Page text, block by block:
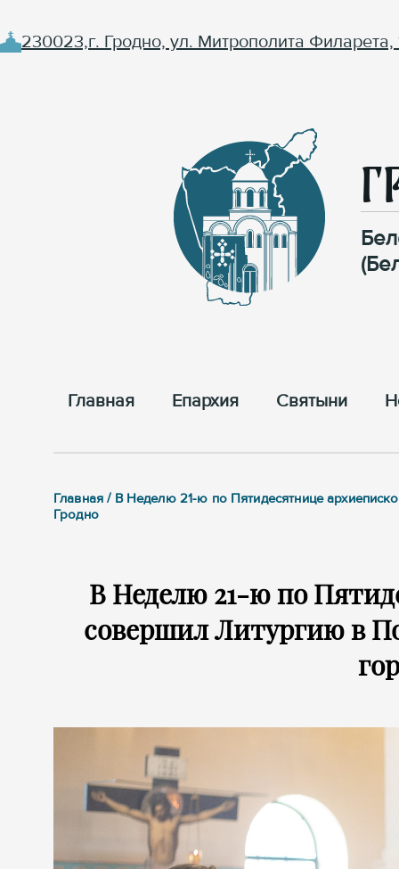
230023,г. Гродно, ул. Митрополита Филарета,
Главная Епархия Cвятыни
Главная / В Неделю 21-ю по Пятидесятнице
Гродно
В Неделю 21-ю по
совершил Литургию в